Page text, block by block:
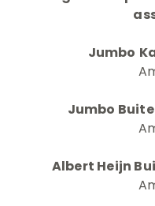
Jumbo
Jumbo
Albert Heijn